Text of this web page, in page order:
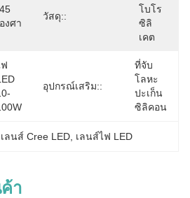
45
องศา
วัสดุ::
โบโร
ซิลิ
เคต
อุปกรณ์เสริม::
ที่จับ
โลหะ
ปะเก็น
ซิลิคอน
เลนส์ Cree LED เลนส์ไฟ LED
า